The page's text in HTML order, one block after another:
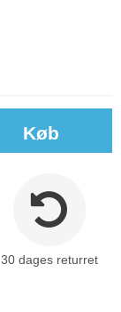
Køb
30 dages returret